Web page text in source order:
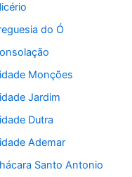
do Ó
Monções
Jardim
Dutra
Ademar
Santo Antonio